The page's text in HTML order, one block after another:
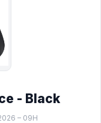
- Black
– 09H